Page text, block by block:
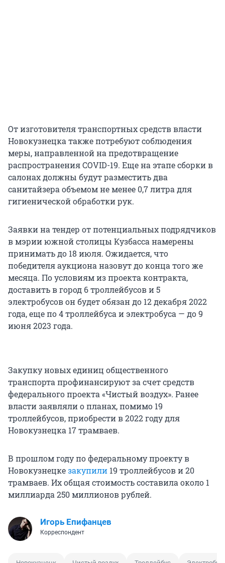
От изготовителя транспортных средств власти
Новокузнецка также потребуют соблюдения
меры, направленной на предотвращение
распространения COVID-19. Еще на этапе сборки в
салонах должны будут разместить два
санитайзера объемом не менее 0,7 литра для
гигиенической обработки рук.
Заявки на тендер от потенциальных подрядчиков
в мэрии южной столицы Кузбасса намерены
принимать до 18 июля. Ожидается, что
победителя аукциона назовут до конца того же
месяца. По условиям из проекта контракта,
доставить в город 6 троллейбусов и 5
электробусов он будет обязан до 12 декабря 2022
года, еще по 4 троллейбуса и электробуса — до 9
июня 2023 года.
Закупку новых единиц общественного
транспорта профинансируют за счет средств
федерального проекта «Чистый воздух». Ранее
власти заявляли о планах, помимо 19
троллейбусов, приобрести в 2022 году для
Новокузнецка 17 трамваев.
В прошлом году по федеральному проекту в
Новокузнецкезакупили 19 троллейбусов и 20
трамваев. Их общая стоимость составила около 1
миллиарда 250 миллионов рублей.
Игорь Епифанцев
Корреспондент